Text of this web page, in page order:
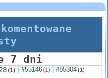
7 dni
(1) #55146(1) #55304(1)